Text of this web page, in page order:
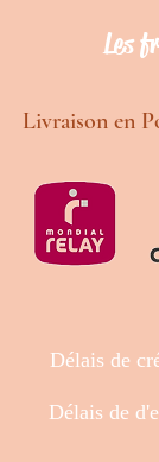
Les
Livraison en
Délais de
Délais de